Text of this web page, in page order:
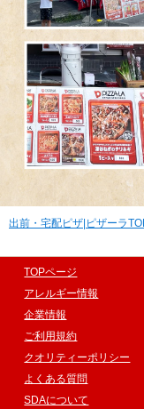
出前・宅配ピザ|ピザーラ
TOPページ
アレルギー情報
企業情報
ご利用規約
クオリティーポリシー
よくある質問
SDAについて